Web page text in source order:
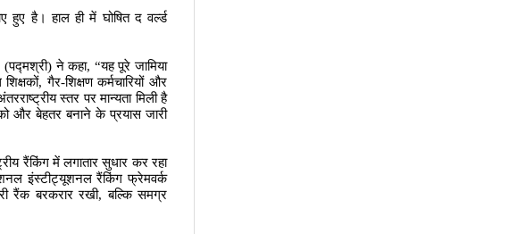
हुए है। हाल ही में घोषित द वर्ल्ड
(पद्मश्री) ने कहा, “यह पूरे जामिया
,गैर-शिक्षण कर्मचारियों और
स्तर पर मान्यता मिली है
और बेहतर बनाने के प्रयास जारी
रैंकिंग में लगातार सुधार कर रहा
इंस्टीट्यूशनल रैंकिंग फ्रेमवर्क
रैंक बरकरार रखी,बल्कि समग्र